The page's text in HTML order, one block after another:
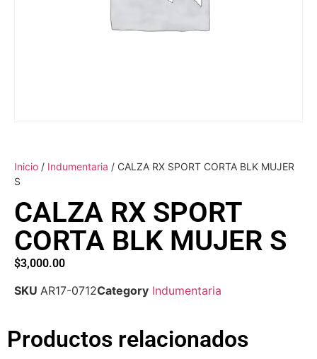
Inicio / Indumentaria / CALZA RX SPORT CORTA BLK MUJER
S
CALZA RX SPORT
CORTA BLK MUJER S
$3,000.00
SKU AR17-0712Category Indumentaria
Productos relacionados